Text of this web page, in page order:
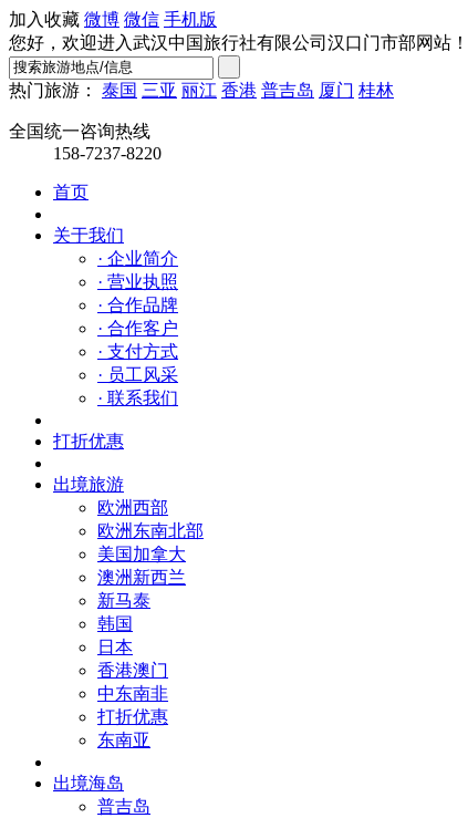
加入收藏 微博 微信 手机版
您好，欢迎进入武汉中国旅行社有限公司汉口门市部网站！
热门旅游： 泰国 三亚 丽江 香港 普吉岛 厦门 桂林
全国统一咨询热线
158-7237-8220
首页
关于我们
· 企业简介
· 营业执照
· 合作品牌
· 合作客户
· 支付方式
· 员工风采
· 联系我们
打折优惠
出境旅游
欧洲西部
欧洲东南北部
美国加拿大
澳洲新西兰
新马泰
韩国
日本
香港澳门
中东南非
打折优惠
东南亚
出境海岛
普吉岛